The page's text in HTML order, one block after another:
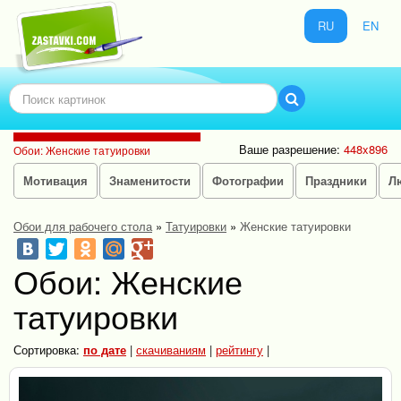
RU EN
Обои: Женские татуировки Ваше разрешение: 448x896
Мотивация
Знаменитости Фотографии Праздники
Обои для рабочего стола» Татуировки » Женские татуировки
Обои: Женские
татуировки
Сортировка: по дате | скачиваниям | рейтингу |